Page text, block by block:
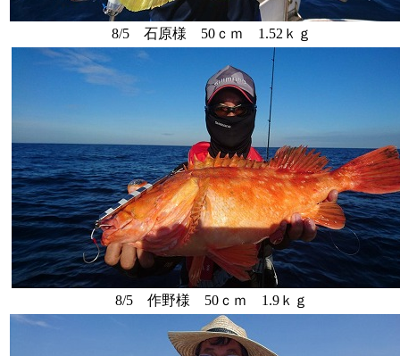
8/5 石原様 50ｃｍ 1.52ｋｇ
8/5 作野様 50ｃｍ 1.9ｋｇ